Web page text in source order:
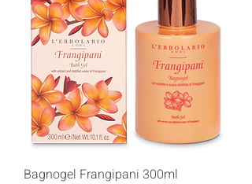
Bagnogel Frangipani 300ml